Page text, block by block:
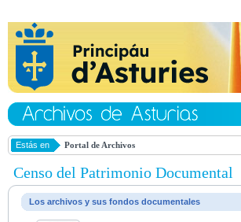
Estás en Portal de Archivos
Censo del Patrimonio Documental
Los archivos y sus fondos documentales